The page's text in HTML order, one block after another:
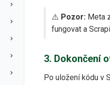
⚠️ Pozor: Meta
fungovat a
3. Dokončení
Po uložení kódu v